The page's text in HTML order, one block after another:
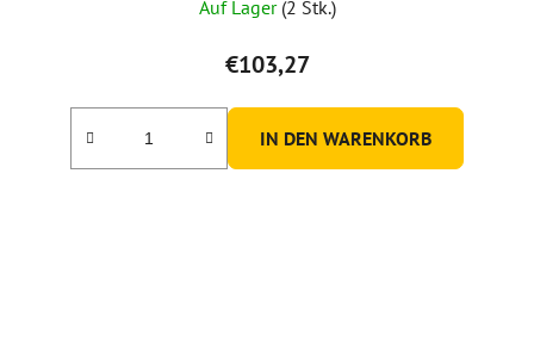
Auf Lager (2 Stk.)
€103,27
IN DEN WARENKORB